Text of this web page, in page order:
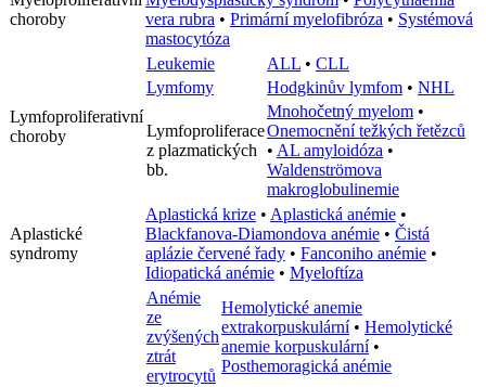
choroby
vera rubra • Primární myelofibróza • Systémová
mastocytóza
Lymfoproliferativní
choroby
Leukemie ALL • CLL
Lymfomy
Hodgkinův lymfom • NHL
Lymfoproliferace
z plazmatických
bb.
Mnohočetný myelom •
Onemocnění težkých řetězců
• AL amyloidóza •
Waldenströmova
makroglobulinemie
Aplastické
syndromy
Aplastická krize • Aplastická anémie •
Blackfanova-Diamondova anémie • Čistá
aplázie červené řady • Fanconiho anémie •
Idiopatická anémie • Myeloftíza
Anémie
ze
zvýšených
ztrát
erytrocytů
Hemolytické anemie
extrakorpuskulární• Hemolytické
anemie korpuskulární•
Posthemoragická anémie